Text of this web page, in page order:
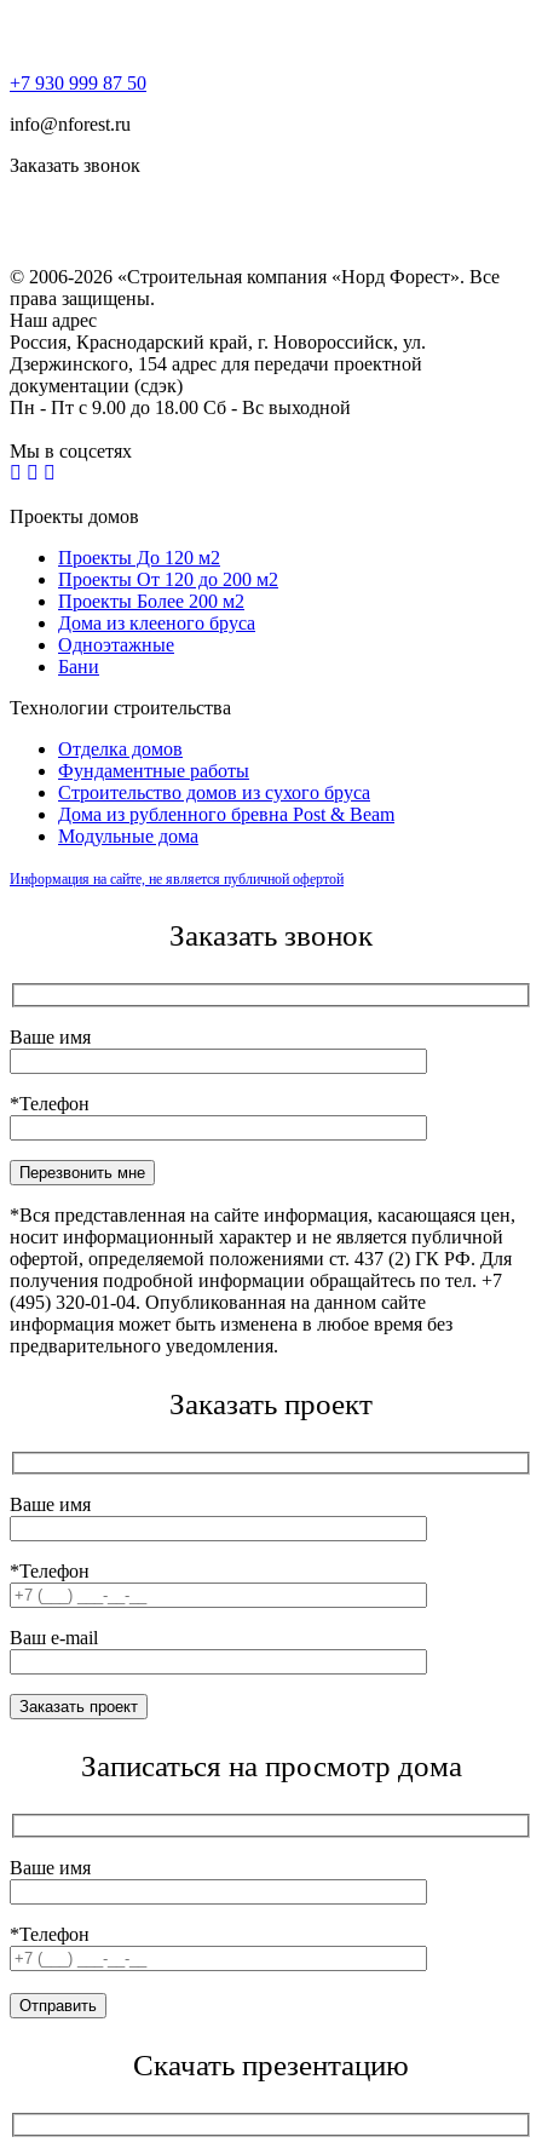
+7 930 999 87 50
info@nforest.ru
Заказать звонок
© 2006-2026 «Строительная компания «Норд Форест». Все
права защищены.
Наш адрес
Россия, Краснодарский край, г. Новороссийск, ул.
Дзержинского, 154 адрес для передачи проектной
документации (сдэк)
Пн - Пт с 9.00 до 18.00 Сб - Вс выходной
Мы в соцсетях
Проекты домов
Проекты До 120 м2
Проекты От 120 до 200 м2
Проекты Более 200 м2
Дома из клееного бруса
Одноэтажные
Бани
Технологии строительства
Отделка домов
Фундаментные работы
Строительство домов из сухого бруса
Дома из рубленного бревна Post & Beam
Модульные дома
Информация на сайте, не является публичной офертой
Заказать звонок
Ваше имя
*Телефон
Оставьте это поле пустым.
*Вся представленная на сайте информация, касающаяся цен,
носит информационный характер и не является публичной
офертой, определяемой положениями ст. 437 (2) ГК РФ. Для
получения подробной информации обращайтесь по тел. +7
(495) 320-01-04. Опубликованная на данном сайте
информация может быть изменена в любое время без
предварительного уведомления.
Заказать проект
Ваше имя
*Телефон
Ваш e-mail
Записаться на просмотр дома
Ваше имя
*Телефон
Скачать презентацию